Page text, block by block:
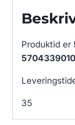
Produktid er
35